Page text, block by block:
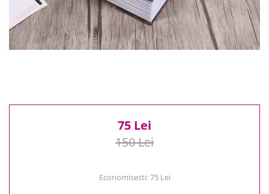
300 Lei - 500 Lei
500 Lei - 1000 Lei
1000 Lei +
75 Lei
150 Lei
Economisesti:75 Lei